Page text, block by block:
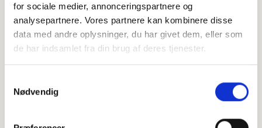
for sociale medier, annonceringspartnere og
analysepartnere. Vores partnere kan kombinere disse
data med andre oplysninger, du har givet dem, eller som
de har indsamlet fra din brug af deres tjenester.
Nødvendig
Tirsdag d. 25. juni 2024 kl. 10.00
Otterup Kirke
Bakkevej 2A, 5450 Otterup
−